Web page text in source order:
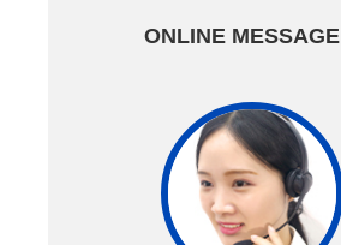
ONLINE MESSAGE